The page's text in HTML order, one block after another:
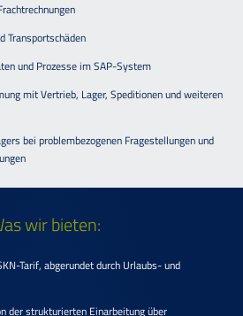
Transportschäden
und Prozesse im SAP-System
mit Vertrieb, Lager, Speditionen und weiteren
bei problembezogenen Fragestellungen und
wir bieten:
Tarif, abgerundet durch Urlaubs- und
der strukturierten Einarbeitung über